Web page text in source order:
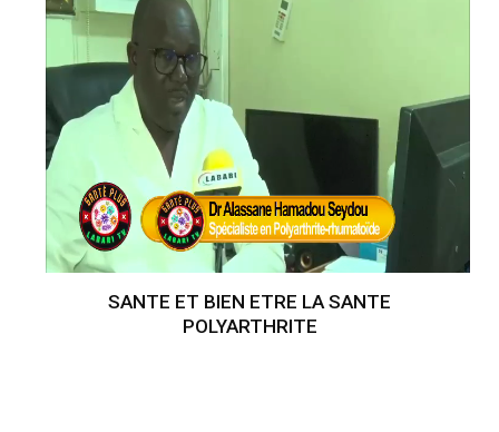
SANTE ET BIEN ETRE LA SANTE
POLYARTHRITE